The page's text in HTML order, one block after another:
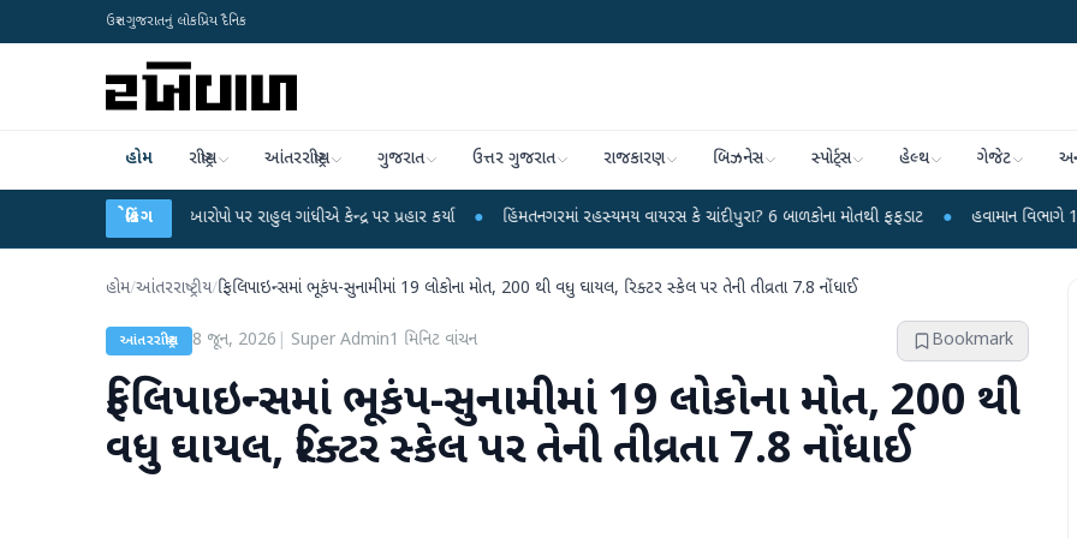
ઉત્તર ગુજરાતનું લોકપ્રિય દૈનિક
હોમ રાષ્ટ્રીય આંતરરાષ્ટ્રીય ગુજરાત ઉત્તર ગુજરાત રાજકારણ બિઝનેસ સ્પોર્ટ્સ હેલ્થ ગેજેટ
બ્રેકિંગ
લીકના આરોપો પર રાહુલ ગાંધીએ કેન્દ્ર પર પ્રહાર કર્યા ● હિંમતનગરમાં રહસ્યમય વાયરસ કે ચાંદીપુરા? 6 બાળકોના મોતથી ફફડાટ ● હવામાન વિભાગે 18 રાજ્યો માટે
હોમ/આંતરરાષ્ટ્રીય/ફિલિપાઇન્સમાં ભૂકંપ-સુનામીમાં 19 લોકોના મોત, 200 થી વધુ ઘાયલ, રિક્ટર સ્કેલ પર તેની તીવ્રતા 7.8 નોંધાઈ
આંતરરાષ્ટ્રીય 8 જૂન, 2026 Super Admin1 મિનિટ વાંચન Bookmark
ફિલિપાઇન્સમાં ભૂકંપ-સુનામીમાં 19 લોકોના મોત, 200 થી
વધુ ઘાયલ, રિક્ટર સ્કેલ પર તેની તીવ્રતા 7.8 નોંધાઈ